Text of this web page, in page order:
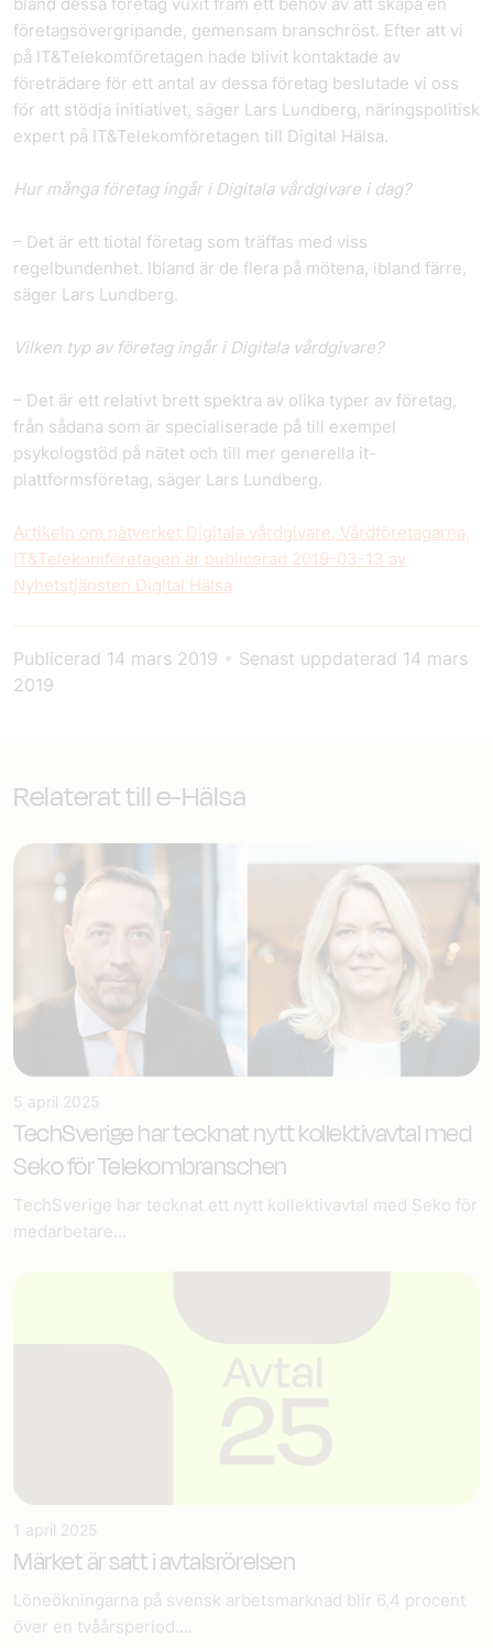
företagsövergripande, gemensam branschröst. Efter att vi
på IT&Telekomföretagen hade blivit kontaktade av
företrädare för ett antal av dessa företag beslutade vi oss
för att stödja initiativet, säger Lars Lundberg, näringspolitisk
expert på IT&Telekomföretagen till Digital Hälsa.
Hur många företag ingår i Digitala vårdgivare i dag?
– Det är ett tiotal företag som träffas med viss
regelbundenhet. Ibland är de flera på mötena, ibland färre,
säger Lars Lundberg.
Vilken typ av företag ingår i Digitala vårdgivare?
– Det är ett relativt brett spektra av olika typer av företag,
från sådana som är specialiserade på till exempel
psykologstöd på nätet och till mer generella it-
plattformsföretag, säger Lars Lundberg.
Artikeln om nätverket Digitala vårdgivare, Vårdföretagarna,
IT&Telekomföretagen är publicerad 2019-03-13 av
Nyhetstjänsten Digital Hälsa
Publicerad 14 mars 2019 • Senast uppdaterad 14 mars
2019
Relaterat till e-Hälsa
5 april 2025
TechSverige har tecknat nytt kollektivavtal med
Seko för Telekombranschen
TechSverige har tecknat ett nytt kollektivavtal med Seko för
medarbetare...
1 april 2025
Märket är satt i avtalsrörelsen
Löneökningarna på svensk arbetsmarknad blir 6,4 procent
över en tvåårsperiod....